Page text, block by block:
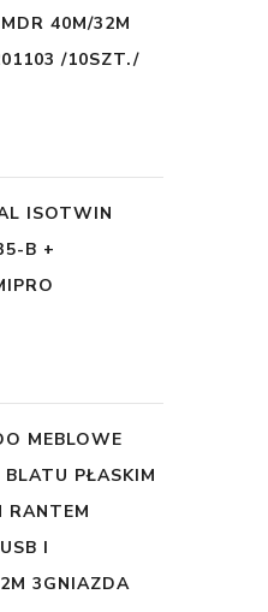
40M/32M
/10SZT./
ISOTWIN
B +
MEBLOWE
PŁASKIM
RANTEM
I
3GNIAZDA